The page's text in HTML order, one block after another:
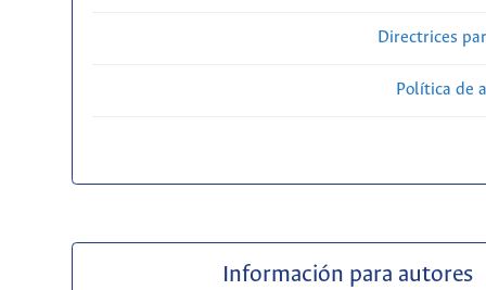
Directrices
Política de
Información para autores